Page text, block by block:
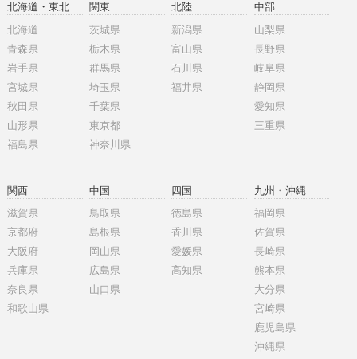
北海道・東北
北海道
青森県
岩手県
宮城県
秋田県
山形県
福島県
関東
茨城県
栃木県
群馬県
埼玉県
千葉県
東京都
神奈川県
北陸
新潟県
富山県
石川県
福井県
中部
山梨県
長野県
岐阜県
静岡県
愛知県
三重県
関西
滋賀県
京都府
大阪府
兵庫県
奈良県
和歌山県
中国
鳥取県
島根県
岡山県
広島県
山口県
四国
徳島県
香川県
愛媛県
高知県
九州・沖縄
福岡県
佐賀県
長崎県
熊本県
大分県
宮崎県
鹿児島県
沖縄県